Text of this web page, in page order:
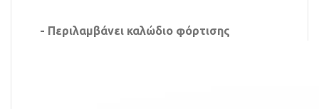
- Περιλαμβάνει καλώδιο φόρτισης